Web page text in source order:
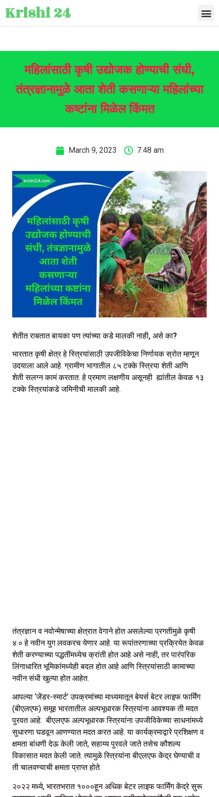
Krishi 24
महिलांसाठी कृषी उद्योजक होण्याची संधी,
तंत्रज्ञानामुळे आता शेती कसणाऱ्या महिलांच्या
कष्टांना मिळेल किंमत
March 9, 2023 7:48 am
शेतीत राबतात बायका पण त्यांच्या कडे मालकी नाही, असे का?
भारतात कृषी क्षेत्र हे स्त्रियांसाठी उपजीविकेचा निर्णायक स्रोत म्हणून
उदयाला आले आहे. ग्रामीण भागातील ८५ टक्के स्त्रिया शेती आणि
शेती सलग्न कामं करतात. हे प्रमाण लक्षणीय असूनही ह्यांतील केवळ १३
टक्के स्त्रियांकडे जमिनीची मालकी आहे.
तंत्रज्ञान व नवोन्मेषाच्या क्षेत्रात वेगाने होत असलेल्या प्रगतीमुळे कृषी
४.० हे नवीन युग लवकरच येणार आहे. या रूपांतरणाच्या प्रक्रियेत केवळ
शेती करण्याच्या पद्धतींमध्येच क्रांती होत आहे असे नाही, तर पारंपरिक
लिंगाधारित भूमिकांमध्येही बदल होत आहे आणि स्त्रियांसाठी कामाच्या
नवीन संधी खुल्या होत आहेत.
आपल्या ‘जेंडर-स्मार्ट’ उपक्रमांच्या माध्यमातून बेयर्स बेटर लाइफ फार्मिंग
(बीएलएफ) समूह भारतातील अल्पभूधारक स्त्रियांना आवश्यक ती मदत
पुरवत आहे. बीएलएफ अल्पभूधारक स्त्रियांना उपजीविकेच्या साधनांमध्ये
सुधारणा घडवून आणण्यात मदत करत आहे. या कार्यक्रमाद्वारे प्रशिक्षण व
क्षमता बांधणी देऊ केली जाते, सहाय्य पुरवले जाते तसेच कौशल्य
विकासात मदत केली जाते. त्यामुळे स्त्रियांना बीएलएफ केंद्र घेण्याची व
ती चालवण्याची क्षमता प्राप्त होते.
२०२२ मध्ये, भारतभरात १०००हून अधिक बेटर लाइफ फार्मिंग केंद्रे सुरू